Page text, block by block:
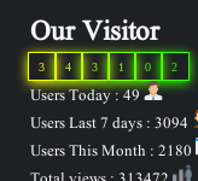
Our Visitor
2
0
1
3
4
3
Users Today : 49